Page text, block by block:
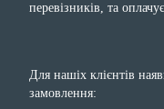
перевізників, та
Для нашіх клієнтів
замовлення: